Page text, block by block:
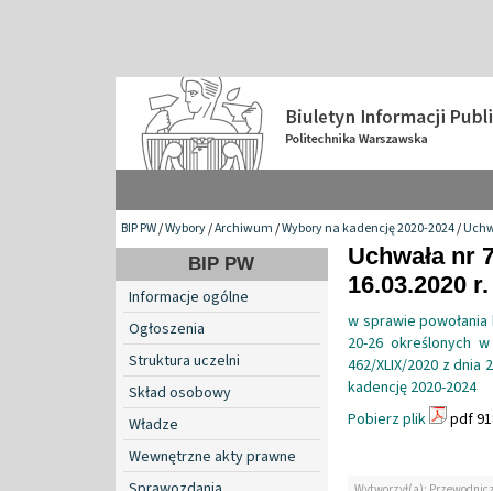
BIP PW/Wybory/Archiwum/Wybory na kadencję 2020-2024/
BIP PW
Informacje ogólne
Ogłoszenia
Struktura uczelni
Skład osobowy
Władze
Wewnętrzne akty prawne
Uchwała nr
16.03.2020 r.
w sprawie
20-26 określonych
462/XLIX/2020 z
kadencję 2020-2024
Pobierz plik
pdf